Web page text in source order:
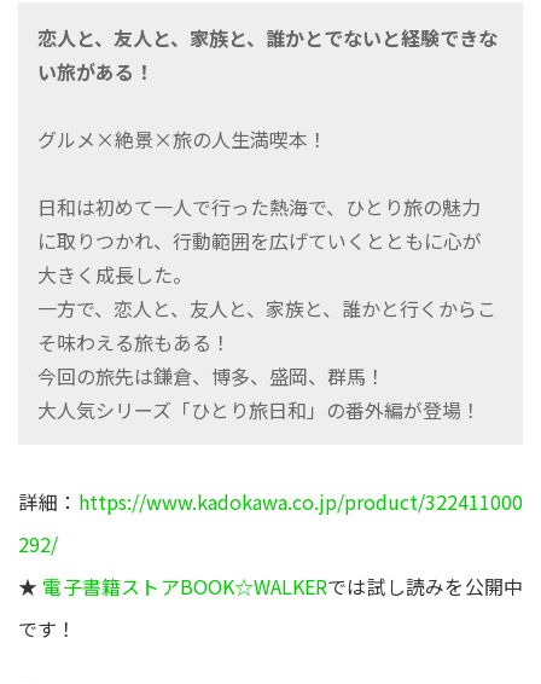
恋人と、友人と、家族と、誰かとでないと経験できな
い旅がある！
グルメ×絶景×旅の人生満喫本！
日和は初めて一人で行った熱海で、ひとり旅の魅力
に取りつかれ、行動範囲を広げていくとともに心が
大きく成長した。
一方で、恋人と、友人と、家族と、誰かと行くからこ
そ味わえる旅もある！
今回の旅先は鎌倉、博多、盛岡、群馬！
大人気シリーズ「ひとり旅日和」の番外編が登場！
詳細： https://www.kadokawa.co.jp/product/322411000
292/
★ 電子書籍ストアBOOK☆WALKERでは試し読みを公開中
です！